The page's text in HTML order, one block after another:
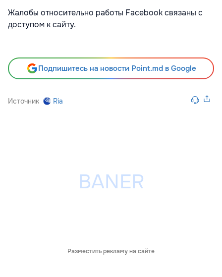
Жалобы относительно работы Facebook связаны с
доступом к сайту.
Подпишитесь на новости Point.md в Google
Источник Ria
Разместить рекламу на сайте